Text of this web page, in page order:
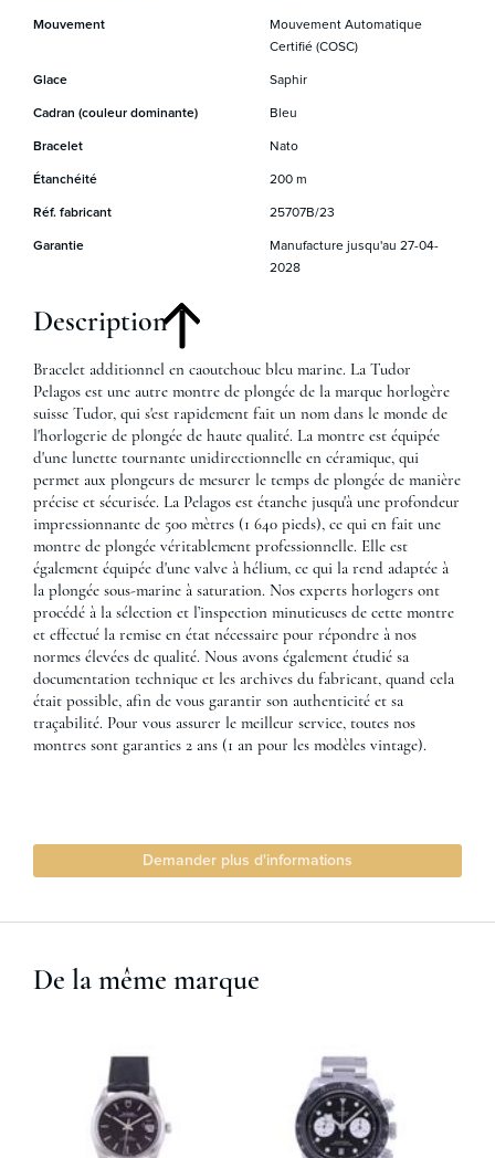
Mouvement
Mouvement Automatique
Certifié (COSC)
Glace Saphir
Cadran (couleur dominante) Bleu
Bracelet Nato
Étanchéité 200 m
Réf. fabricant 25707B/23
Garantie
Manufacture jusqu'au 27-04-
2028
Description
Bracelet additionnel en caoutchouc bleu marine. La Tudor
Pelagos est une autre montre de plongée de la marque horlogère
suisse Tudor, qui s'est rapidement fait un nom dans le monde de
l'horlogerie de plongée de haute qualité. La montre est équipée
d'une lunette tournante unidirectionnelle en céramique, qui
permet aux plongeurs de mesurer le temps de plongée de manière
précise et sécurisée. La Pelagos est étanche jusqu'à une profondeur
impressionnante de 500 mètres (1 640 pieds), ce qui en fait une
montre de plongée véritablement professionnelle. Elle est
également équipée d'une valve à hélium, ce qui la rend adaptée à
la plongée sous-marine à saturation. Nos experts horlogers ont
procédé à la sélection et l’inspection minutieuses de cette montre
et effectué la remise en état nécessaire pour répondre à nos
normes élevées de qualité. Nous avons également étudié sa
documentation technique et les archives du fabricant, quand cela
était possible, afin de vous garantir son authenticité et sa
traçabilité. Pour vous assurer le meilleur service, toutes nos
montres sont garanties 2 ans (1 an pour les modèles vintage).
Demander plus d'informations
De la même marque